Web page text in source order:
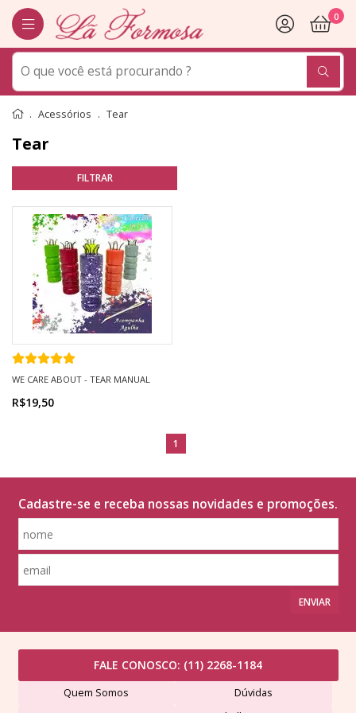
0
Acessórios Tear
Tear
WE CARE ABOUT - TEAR MANUAL
R$19,50
1
Cadastre-se e receba nossas novidades e promoções.
ENVIAR
FALE CONOSCO: (11) 2268-1184
Quem Somos
Dúvidas